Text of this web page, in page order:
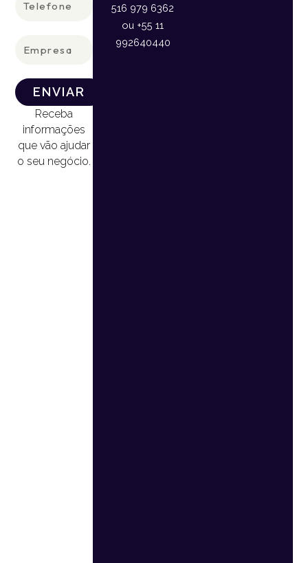
ENVIAR
Receba
informações
que vão ajudar
o seu negócio.
516 979 6362
ou +55 11
992640440